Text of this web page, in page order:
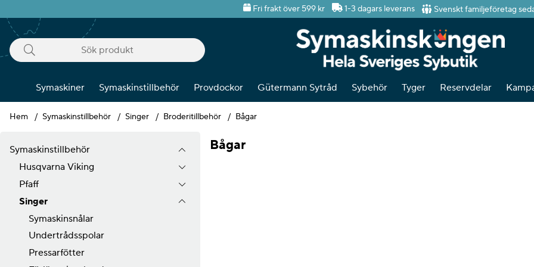
Fri frakt över 599 kr 1-3 dagars leverans Svenskt familjeföretag
Symaskiner Symaskinstillbehör Provdockor Gütermann Sytråd Sybehör Tyger Reservdelar
Hem Symaskinstillbehör Singer Broderitillbehör Bågar
Symaskinstillbehör
Husqvarna Viking
Pfaff
Singer
Symaskinsnålar
Undertrådsspolar
Pressarfötter
Bågar